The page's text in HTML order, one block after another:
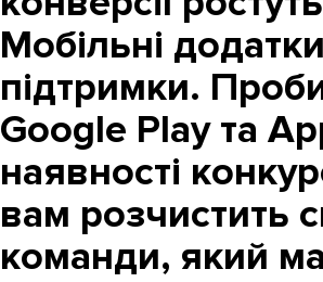
Мобільні
підтримки.
Google Play та
наявності
вам розчистить
команди, який